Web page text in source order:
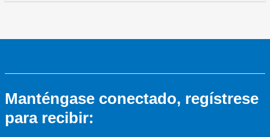
Manténgase conectado, regístrese
para recibir: